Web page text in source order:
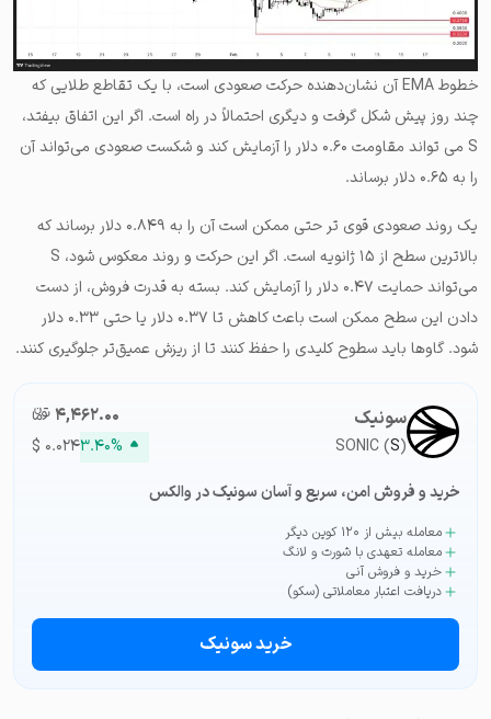
خطوط EMA آن نشان‌دهنده حرکت صعودی است، با یک تقاطع طلایی که
چند روز پیش شکل گرفت و دیگری احتمالاً در راه است. اگر این اتفاق بیفتد،
S می تواند مقاومت ۰.۶۰ دلار را آزمایش کند و شکست صعودی می‌تواند آن
را به ۰.۶۵ دلار برساند.
یک روند صعودی قوی تر حتی ممکن است آن را به ۰.۸۴۹ دلار برساند که
بالاترین سطح از ۱۵ ژانویه است. اگر این حرکت و روند معکوس شود، S
می‌تواند حمایت ۰.۴۷ دلار را آزمایش کند. بسته به قدرت فروش، از دست
دادن این سطح ممکن است باعث کاهش تا ۰.۳۷ دلار یا حتی ۰.۳۳ دلار
شود. گاوها باید سطوح کلیدی را حفظ کنند تا از ریزش عمیق‌تر جلوگیری کنند.
سونیک
SONIC (S)
۴,۴۶۲.۰۰تومان-ء
$ ۰.۰۲۴۳.۴۰%
خرید و فروش امن، سریع و آسان سونیک در والکس
معامله بیش از ۱۲۰ کوین دیگر
معامله تعهدی با شورت و لانگ
خرید و فروش آنی
دریافت اعتبار معاملاتی (سکو)
خرید سونیک